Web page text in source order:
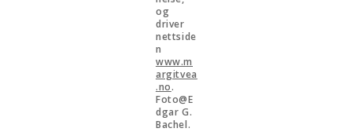
og
driver
nettside
n
www.m
argitvea
.no.
Foto@E
dgar G.
Bachel.